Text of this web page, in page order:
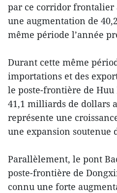
par ce corridor frontalier
une augmentation de
même période l’année
Durant cette même
importations et des
le poste-frontière de
41,1 milliards de dollars
représente une
une expansion soutenue
Parallèlement, le pont
poste-frontière de
connu une forte